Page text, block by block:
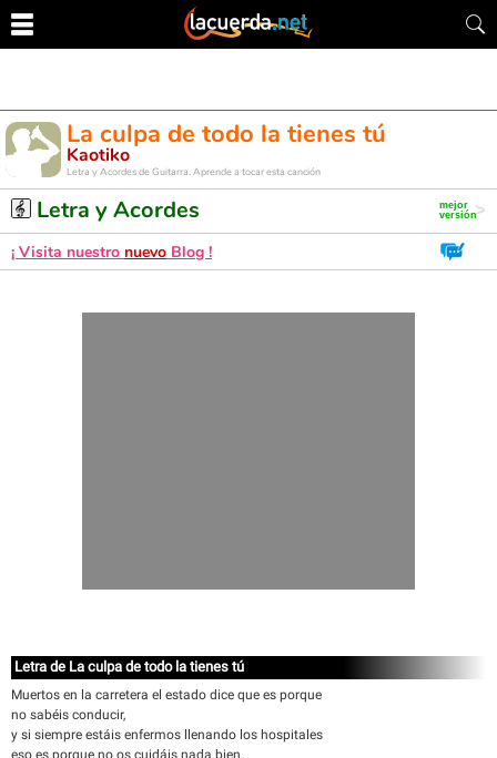
La culpa de todo la tienes tú
Kaotiko
Letra y Acordes de Guitarra. Aprende a tocar esta canción
Letra y Acordes
¡ Visita nuestro nuevo Blog !
Letra de La culpa de todo la tienes tú
Muertos en la carretera el estado dice que es porque
no sabéis conducir,
y si siempre estáis enfermos llenando los hospitales
eso es porque no os cuidáis nada bien.